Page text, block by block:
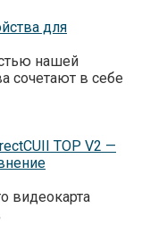
для
нашей
сочетают в себе
TOP V2 —
видеокарта